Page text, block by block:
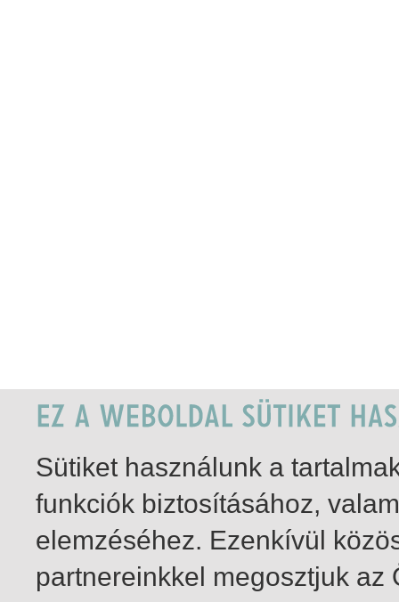
Sütiket használunk a
funkciók biztosításához,
elemzéséhez. Ezenkívül
partnereinkkel megosztjuk